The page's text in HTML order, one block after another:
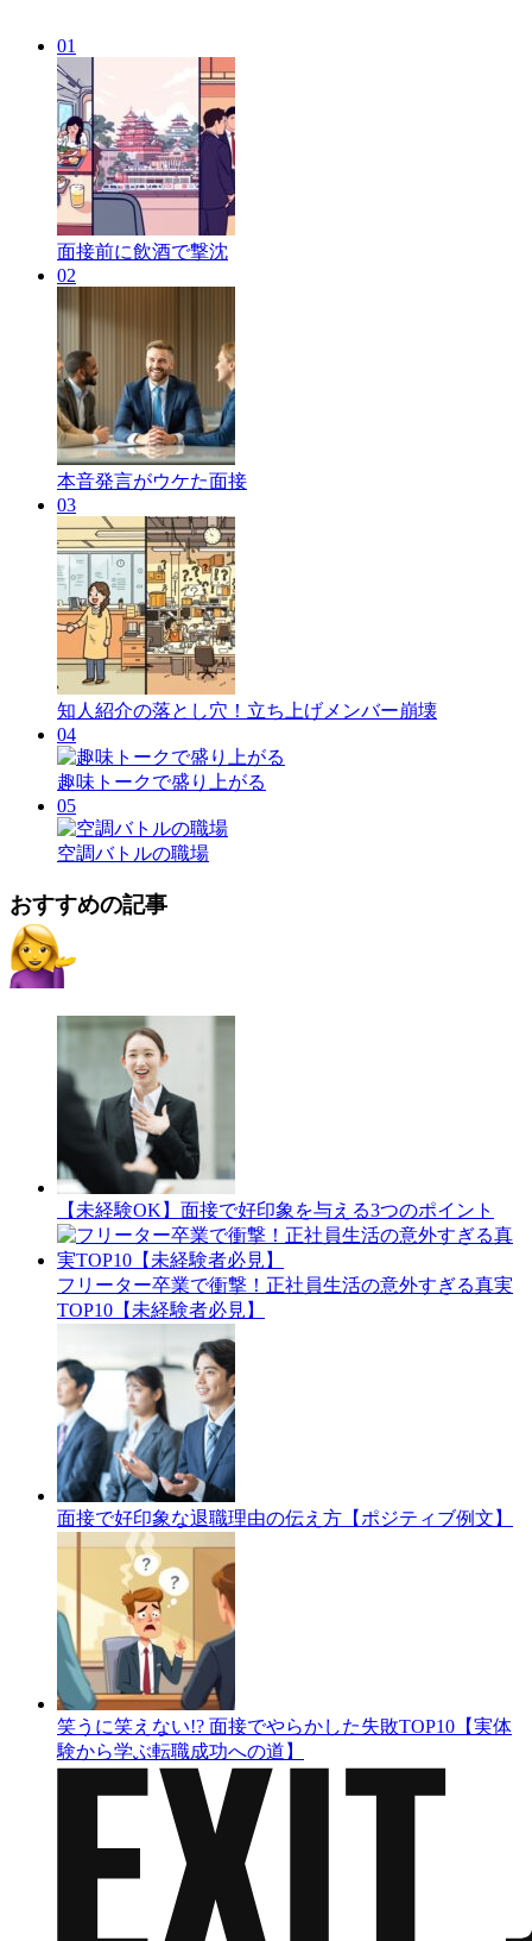
01
面接前に飲酒で撃沈
02
本音発言がウケた面接
03
知人紹介の落とし穴！立ち上げメンバー崩壊
04
趣味トークで盛り上がる
05
空調バトルの職場
おすすめの記事
【未経験OK】面接で好印象を与える3つのポイント
フリーター卒業で衝撃！正社員生活の意外すぎる真実
TOP10【未経験者必見】
面接で好印象な退職理由の伝え方【ポジティブ例文】
笑うに笑えない!? 面接でやらかした失敗TOP10【実体
験から学ぶ転職成功への道】